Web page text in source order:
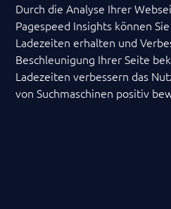
Durch die Analyse Ihrer
Pagespeed Insights können
Ladezeiten erhalten und
Beschleunigung Ihrer Seite
Ladezeiten verbessern das
von Suchmaschinen positiv